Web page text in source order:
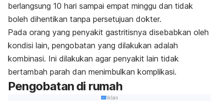
berlangsung 10 hari sampai empat minggu dan tidak
boleh dihentikan tanpa persetujuan dokter.
Pada orang yang penyakit gastritisnya disebabkan oleh
kondisi lain, pengobatan yang dilakukan adalah
kombinasi. Ini dilakukan agar penyakit lain tidak
bertambah parah dan menimbulkan komplikasi.
Pengobatan di rumah
Iklan